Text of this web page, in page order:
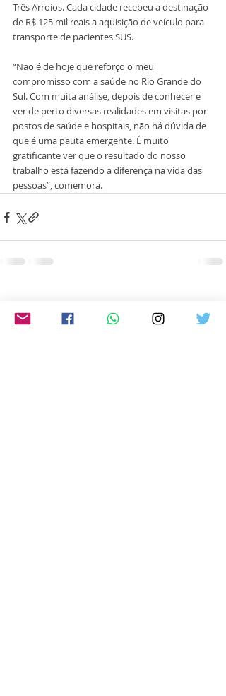
Três Arroios. Cada cidade recebeu a destinação
de R$ 125 mil reais a aquisição de veículo para
transporte de pacientes SUS.
“Não é de hoje que reforço o meu
compromisso com a saúde no Rio Grande do
Sul. Com muita análise, depois de conhecer e
ver de perto diversas realidades em visitas por
postos de saúde e hospitais, não há dúvida de
que é uma pauta emergente. É muito
gratificante ver que o resultado do nosso
trabalho está fazendo a diferença na vida das
pessoas”, comemora.